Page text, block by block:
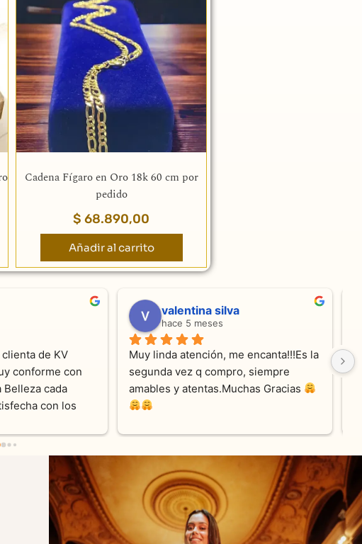
Cadena Fígaro en Oro 18k 60 cm por
pedido
$ 68.890,00
Añadir al carrito
de KV
conforme con
Belleza cada
con los
valentina silva
hace 5 meses
Muy linda atención, me encanta!!!Es la
segunda vez q compro, siempre
amables y atentas.Muchas Gracias